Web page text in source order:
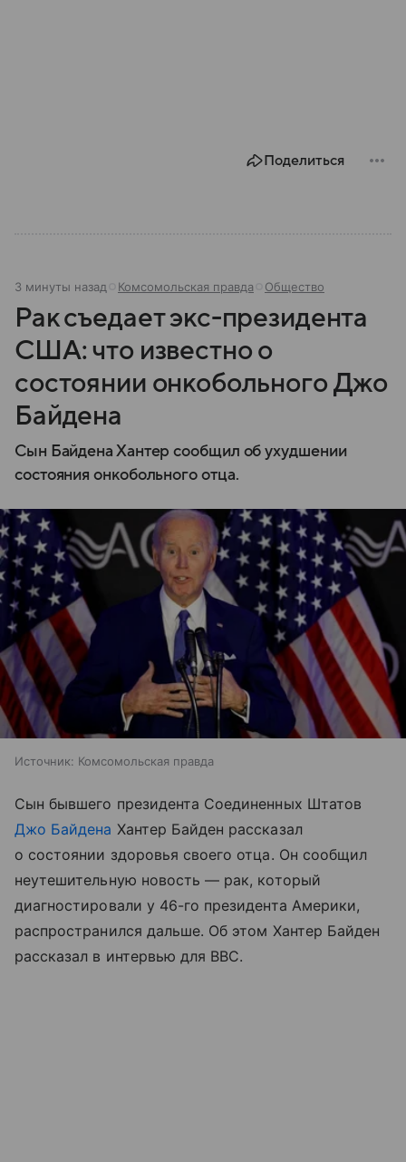
Поделиться
3 минуты назад Комсомольская правда Общество
Рак съедает экс-президента
США: что известно о
состоянии онкобольного Джо
Байдена
Сын Байдена Хантер сообщил об ухудшении
состояния онкобольного отца.
Источник: Комсомольская правда
Сын бывшего президента Соединенных Штатов
Джо Байдена Хантер Байден рассказал
о состоянии здоровья своего отца. Он сообщил
неутешительную новость — рак, который
диагностировали у 46-го президента Америки,
распространился дальше. Об этом Хантер Байден
рассказал в интервью для BBC.